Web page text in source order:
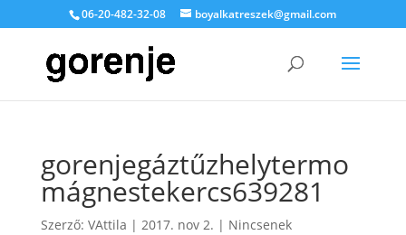
06-20-482-32-08 boyalkatreszek@gmail.com
gorenjegáztűzhelytermo
mágnestekercs639281
Szerző: VAttila | 2017. nov 2. | Nincsenek